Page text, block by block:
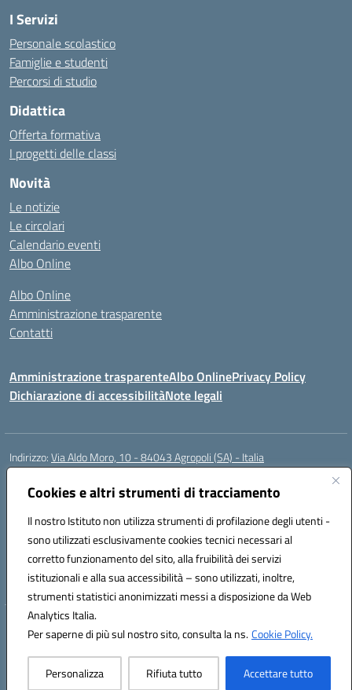
Cookies e altri strumenti di tracciamento
Il nostro Istituto non utilizza strumenti di profilazione degli utenti -
sono utilizzati esclusivamente cookies tecnici necessari al
corretto funzionamento del sito, alla fruibilità dei servizi
istituzionali e alla sua accessibilità – sono utilizzati, inoltre,
strumenti statistici anonimizzati messi a disposizione da Web
Analytics Italia.
Per saperne di più sul nostro sito, consulta la ns.Cookie Policy.
Personalizza Rifiuta tutto Accettare tutto
I Servizi
Personale scolastico
Famiglie e studenti
Percorsi di studio
Didattica
Offerta formativa
I progetti delle classi
Novità
Le notizie
Le circolari
Calendario eventi
Albo Online
Albo Online
Amministrazione trasparente
Contatti
Amministrazione trasparenteAlbo OnlinePrivacy Policy
Dichiarazione di accessibilitàNote legali
Indirizzo:Via Aldo Moro, 10 - 84043 Agropoli (SA) - Italia
Centralino:
Posta elettronica certificata (PEC):saic8at00d@pec.istruzione.it
Codice fiscale: 90009620650
Codice meccanografico:SAIC8AT00D
Codice Indice delle Pubbliche Amministrazioni (IPA): istsc_saic8at00d
Codice unico di fatturazione (CUF): UF1K7E
Hosting & Powered by 3D Solution S.r.l.
Concept & Design by Designers Italia